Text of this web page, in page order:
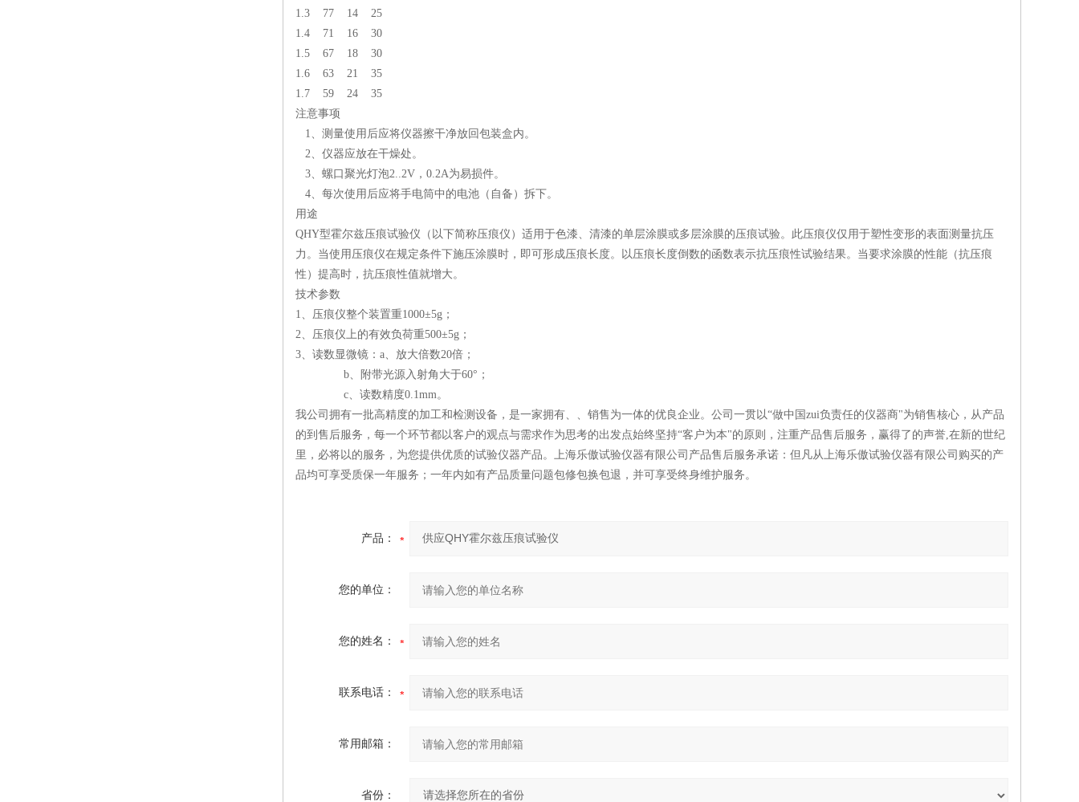
1.3 77 14 25
1.4 71 16 30
1.5 67 18 30
1.6 63 21 35
1.7 59 24 35
注意事项
1、测量使用后应将仪器擦干净放回包装盒内。
2、仪器应放在干燥处。
3、螺口聚光灯泡2..2V，0.2A为易损件。
4、每次使用后应将手电筒中的电池（自备）拆下。
用途
QHY型霍尔兹压痕试验仪（以下简称压痕仪）适用于色漆、清漆的单层涂膜或多层涂膜的压痕试验。此压痕仪仅用于塑性变形的表面测量抗压
力。当使用压痕仪在规定条件下施压涂膜时，即可形成压痕长度。以压痕长度倒数的函数表示抗压痕性试验结果。当要求涂膜的性能（抗压痕
性）提高时，抗压痕性值就增大。
技术参数
1、压痕仪整个装置重1000±5g；
2、压痕仪上的有效负荷重500±5g；
3、读数显微镜：a、放大倍数20倍；
b、附带光源入射角大于60°；
c、读数精度0.1mm。
我公司拥有一批高精度的加工和检测设备，是一家拥有、、销售为一体的优良企业。公司一贯以“做中国zui负责任的仪器商"为销售核心，从产品
的到售后服务，每一个环节都以客户的观点与需求作为思考的出发点始终坚持“客户为本"的原则，注重产品售后服务，赢得了的声誉,在新的世纪
里，必将以的服务，为您提供优质的试验仪器产品。上海乐傲试验仪器有限公司产品售后服务承诺：但凡从上海乐傲试验仪器有限公司购买的产
品均可享受质保一年服务；一年内如有产品质量问题包修包换包退，并可享受终身维护服务。
产品：
您的单位：
您的姓名：
联系电话：
常用邮箱：
省份：